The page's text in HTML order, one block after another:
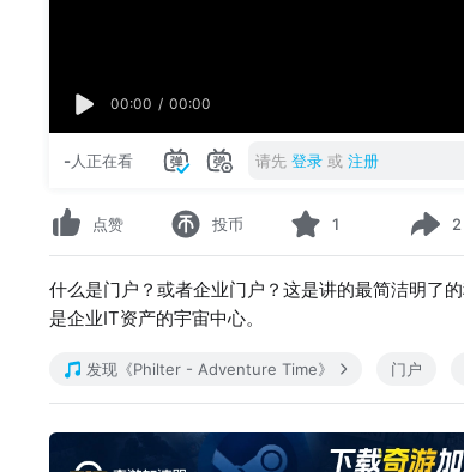
00:00 / 00:00
-人正在看 请先 登录 或 注册
点赞 投币 1 2
什么是门户？或者企业门户？这是讲的最简洁明了
是企业IT资产的宇宙中心。
发现《Philter - Adventure Time》 门户